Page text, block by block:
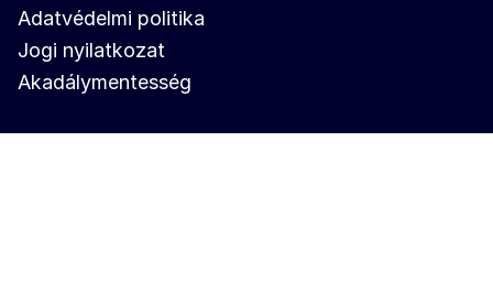
Adatvédelmi politika
Jogi nyilatkozat
Akadálymentesség